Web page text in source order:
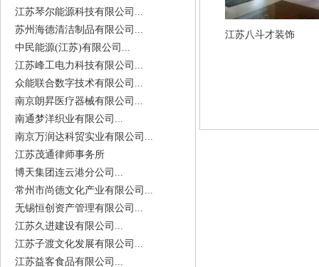
江苏琴尔能源科技有限公司...
苏州海德清洁制品有限公司...
中民能源(江苏)有限公司...
江苏峰工电力科技有限公司...
众能联合数字技术有限公司...
南京朗昇医疗器械有限公司...
南通梦洋织业有限公司...
南京万润达科贸实业有限公司...
江苏茂通律师事务所
博天集团连云港分公司...
常州市尚德文化产业有限公司...
无锡恒创资产管理有限公司...
江苏久进建设有限公司...
江苏子渡文化发展有限公司...
江苏益客食品有限公司...
江苏八斗才装饰